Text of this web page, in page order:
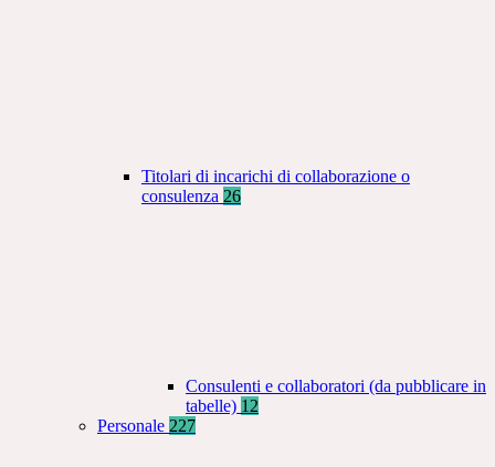
Titolari di incarichi di collaborazione o
consulenza 26
Consulenti e collaboratori (da pubblicare in
tabelle) 12
Personale 227